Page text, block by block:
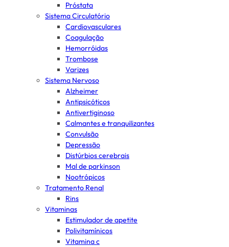
Próstata
Sistema Circulatório
Cardiovasculares
Coagulação
Hemorróidas
Trombose
Varizes
Sistema Nervoso
Alzheimer
Antipsicóticos
Antivertiginoso
Calmantes e tranquilizantes
Convulsão
Depressão
Distúrbios cerebrais
Mal de parkinson
Nootrópicos
Tratamento Renal
Rins
Vitaminas
Estimulador de apetite
Polivitamínicos
Vitamina c